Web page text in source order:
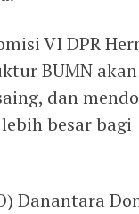
VI DPR
BUMN akan
dan
besar bagi
Danantara